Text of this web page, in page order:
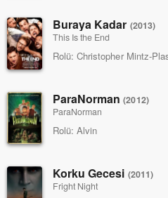
Buraya Kadar (2013)
This Is the End
Rolü: Christopher Mintz-
ParaNorman(2012)
ParaNorman
Rolü: Alvin
Korku Gecesi (2011)
Fright Night